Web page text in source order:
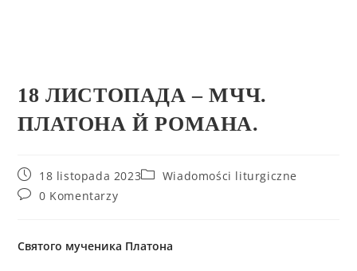
18 ЛИСТОПАДА – МЧЧ.
ПЛАТОНА Й РОМАНА.
18 listopada 2023
Wiadomości liturgiczne
0 Komentarzy
Святого мученика Платона